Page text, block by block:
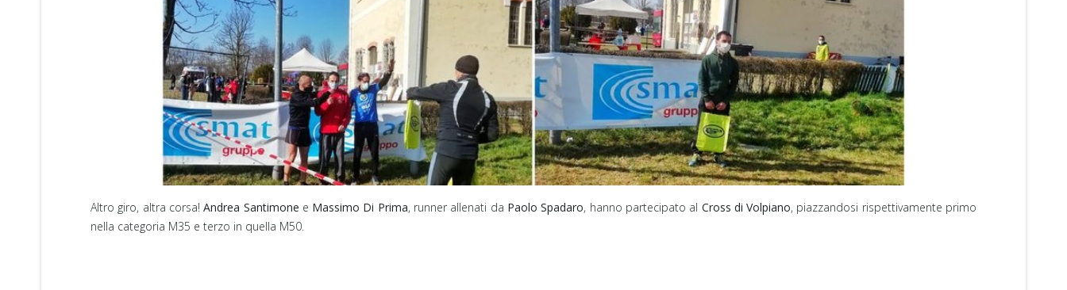
Altro giro, altra corsa!Andrea Santimone e Massimo Di Prima, runner allenati da Paolo Spadaro, hanno partecipato al Cross di Volpiano, piazzandosi rispettivamente primo
nella categoria M35 e terzo in quella M50.